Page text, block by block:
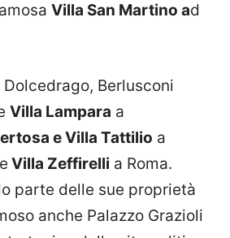
Villa San Martino ad
Berlusconi
Villa Lampara a
e Villa Tattilio a
Villa Zeffirelli a Roma.
parte delle sue proprietà
anche Palazzo Grazioli